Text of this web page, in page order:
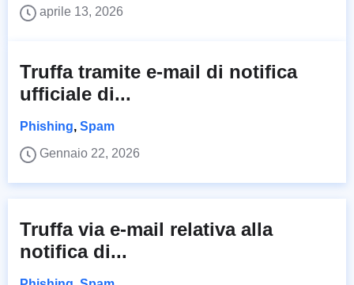
aprile 13, 2026
Truffa tramite e-mail di notifica
ufficiale di...
Phishing, Spam
Gennaio 22, 2026
Truffa via e-mail relativa alla
notifica di...